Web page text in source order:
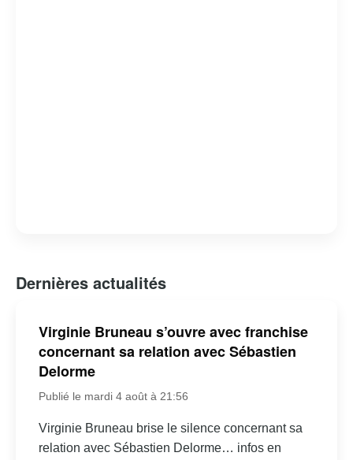
Dernières actualités
Virginie Bruneau s’ouvre avec franchise
concernant sa relation avec Sébastien
Delorme
Publié le mardi 4 août à 21:56
Virginie Bruneau brise le silence concernant sa
relation avec Sébastien Delorme… infos en